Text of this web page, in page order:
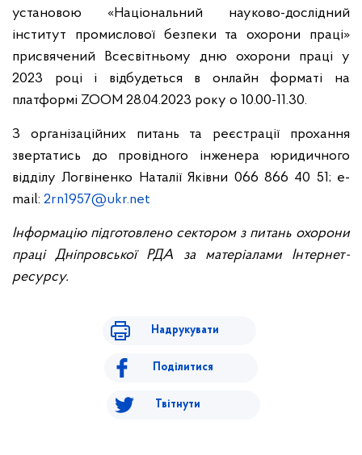
установою «Національний науково-дослідний
інститут промислової безпеки та охорони праці»
присвячений Всесвітньому дню охорони праці у
2023 році і відбудеться в онлайн форматі на
платформі ZOOM 28.04.2023 року о 10.00-11.30.
З організаційних питань та реєстрації прохання
звертатись до провідного інженера юридичного
відділу Логвіненко Наталії Яківни 066 866 40 51; е-
mail: 2rn1957@ukr.net
Інформацію підготовлено сектором з питань охорони
праці Дніпровської РДА за матеріалами Інтернет-
ресурсу.
Надрукувати
Поділитися
Твітнути